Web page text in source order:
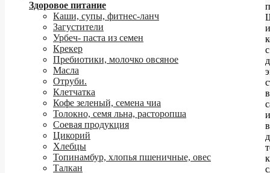
Здоровое питание
Каши, супы, фитнес-ланч
Загустители
Урбеч- паста из семен
Крекер
Пребиотики, молочко овсяное
Масла
Отруби.
Клетчатка
Кофе зеленый, семена чиа
Толокно, семя льна, расторопша
Соевая продукция
Цикорий
Хлебцы
Топинамбур, хлопья пшеничные, овес
Талкан
и
с